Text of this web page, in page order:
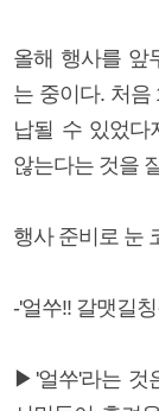
올해 행사를 앞
는 중이다. 처음
납될 수 있었다
않는다는 것을
행사 준비로 눈
-'얼쑤!! 갈맷길
▶'얼쑤'라는 것